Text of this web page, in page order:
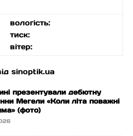
вологість:
тиск:
вітер:
sinoptik.ua
презентували дебютну
Мегели «Коли літа поважні
(фото)